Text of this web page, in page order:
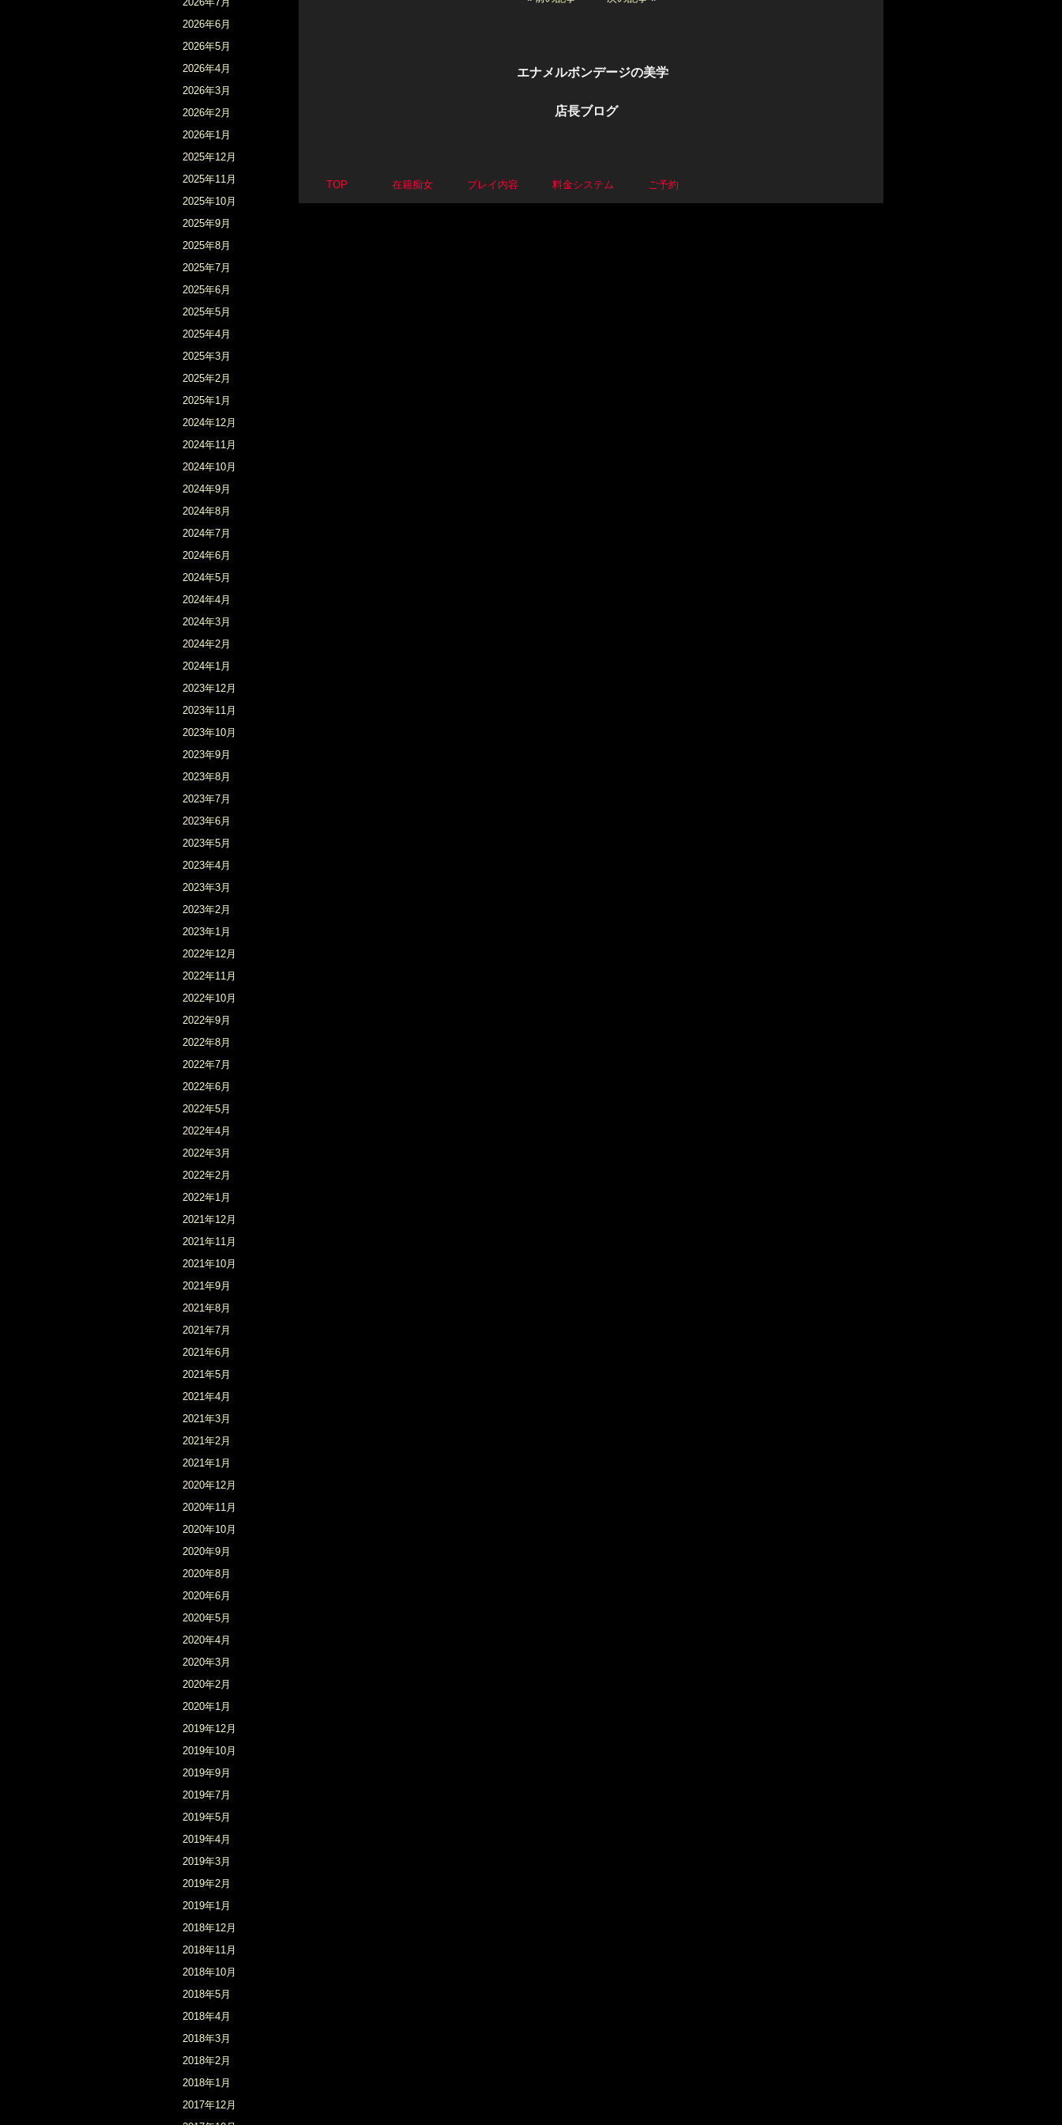
2026年6月
2026年5月
2026年4月
2026年3月
2026年2月
2026年1月
2025年12月
2025年11月
2025年10月
2025年9月
2025年8月
2025年7月
2025年6月
2025年5月
2025年4月
2025年3月
2025年2月
2025年1月
2024年12月
2024年11月
2024年10月
2024年9月
2024年8月
2024年7月
2024年6月
2024年5月
2024年4月
2024年3月
2024年2月
2024年1月
2023年12月
2023年11月
2023年10月
2023年9月
2023年8月
2023年7月
2023年6月
2023年5月
2023年4月
2023年3月
2023年2月
2023年1月
2022年12月
2022年11月
2022年10月
2022年9月
2022年8月
2022年7月
2022年6月
2022年5月
2022年4月
2022年3月
2022年2月
2022年1月
2021年12月
2021年11月
2021年10月
2021年9月
2021年8月
2021年7月
2021年6月
2021年5月
2021年4月
2021年3月
2021年2月
2021年1月
2020年12月
2020年11月
2020年10月
2020年9月
2020年8月
2020年6月
2020年5月
2020年4月
2020年3月
2020年2月
2020年1月
2019年12月
2019年10月
2019年9月
2019年7月
2019年5月
2019年4月
2019年3月
2019年2月
2019年1月
2018年12月
2018年11月
2018年10月
2018年5月
2018年4月
2018年3月
2018年2月
2018年1月
2017年12月
エナメルボンデージの美学
店長ブログ
TOP 在籍痴女 プレイ内容 料金システム ご予約